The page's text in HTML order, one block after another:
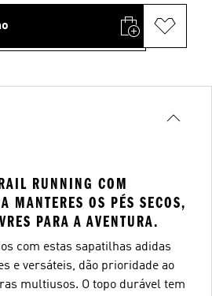
RUNNING COM
MANTERES OS PÉS SECOS,
PARA A AVENTURA.
com estas sapatilhas adidas
e versáteis, dão prioridade ao
multiusos. O topo durável tem